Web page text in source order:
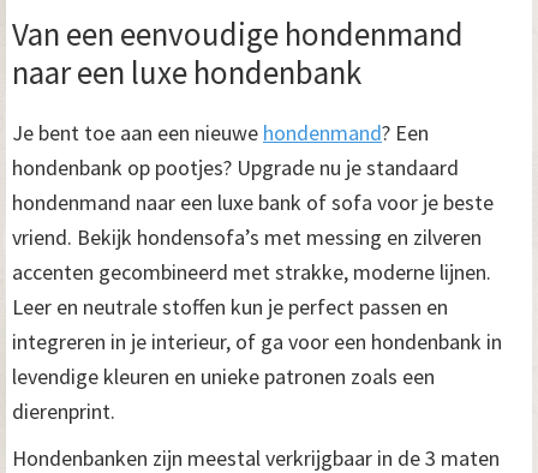
Van een eenvoudige hondenmand
naar een luxe hondenbank
Je bent toe aan een nieuwe hondenmand? Een
hondenbank op pootjes? Upgrade nu je standaard
hondenmand naar een luxe bank of sofa voor je beste
vriend. Bekijk hondensofa’s met messing en zilveren
accenten gecombineerd met strakke, moderne lijnen.
Leer en neutrale stoffen kun je perfect passen en
integreren in je interieur, of ga voor een hondenbank in
levendige kleuren en unieke patronen zoals een
dierenprint.
Hondenbanken zijn meestal verkrijgbaar in de 3 maten